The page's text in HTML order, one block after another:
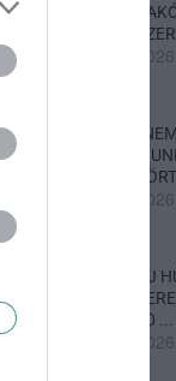
ÚJ
70 ...